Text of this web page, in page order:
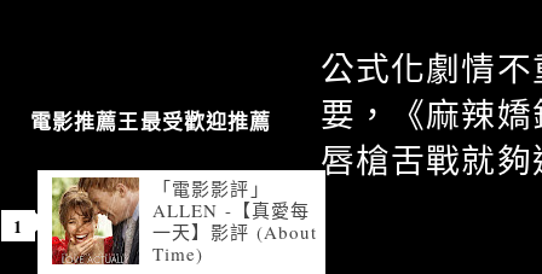
公式化劇情
要，《麻辣嬌
唇槍舌戰就
電影推薦王最受歡迎推薦
「電影影評」
ALLEN -【真愛每
一天】影評 (About
Time)